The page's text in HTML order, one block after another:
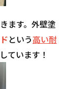
ます。外壁塗
という高い耐
ています！